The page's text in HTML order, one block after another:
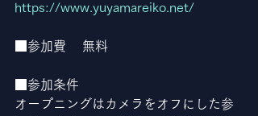
https://www.yuyamareiko.net/
■参加費    無料
■参加条件
オープニングはカメラをオフにした参